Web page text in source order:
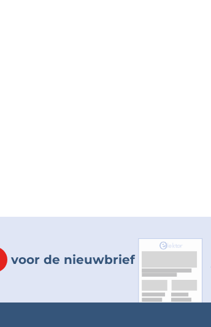
voor de nieuwbrief